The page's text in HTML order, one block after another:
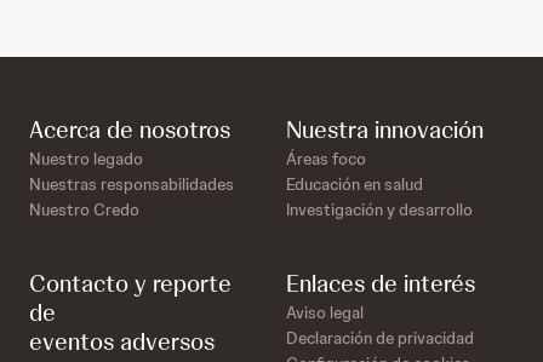
Acerca de nosotros
Nuestro legado
Nuestras responsabilidades
Nuestro Credo
Nuestra innovación
Áreas foco
Educación en salud
Investigación y desarrollo
Contacto y reporte
de
eventos adversos
Enlaces de interés
Aviso legal
Declaración de privacidad